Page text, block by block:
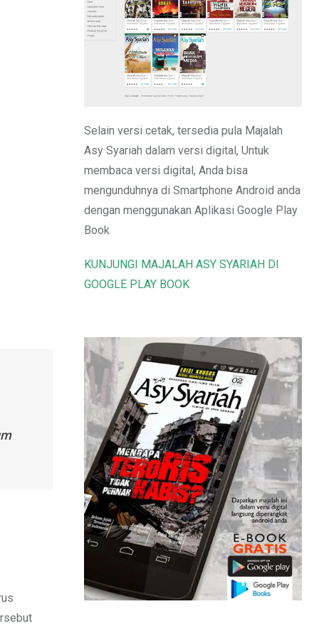
Selain versi cetak, tersedia pula Majalah
Asy Syariah dalam versi digital, Untuk
membaca versi digital, Anda bisa
mengunduhnya di Smartphone Android anda
dengan menggunakan Aplikasi Google Play
Book
KUNJUNGI MAJALAH ASY SYARIAH DI
GOOGLE PLAY BOOK